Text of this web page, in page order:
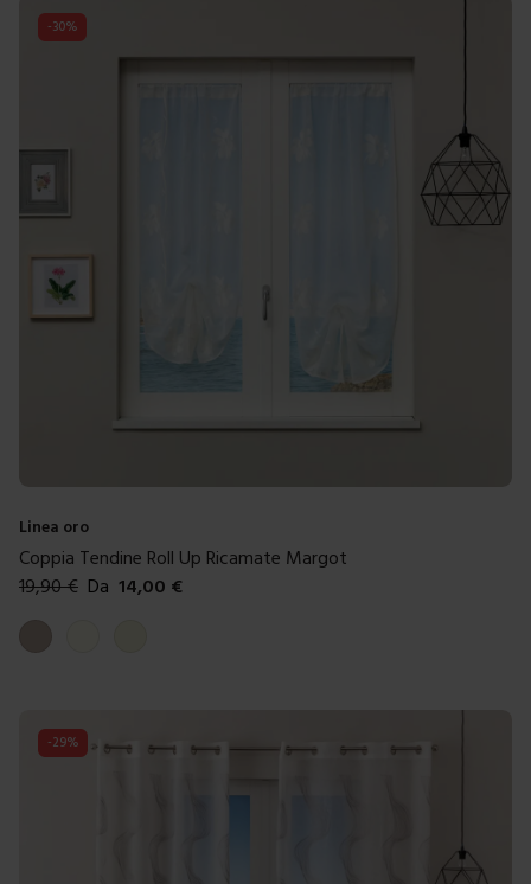
-30%
Linea oro
Coppia Tendine Roll Up Ricamate Margot
19,90€ Da 14,00 €
Colori disponibili
Tortora
-29%